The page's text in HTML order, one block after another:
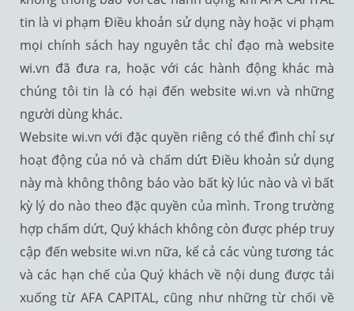
tin là vi phạm Điều khoản sử dụng này hoặc vi phạm
mọi chính sách hay nguyên tắc chỉ đạo mà website
wi.vn đã đưa ra, hoặc với các hành động khác mà
chúng tôi tin là có hại đến website wi.vn và những
người dùng khác.
Website wi.vn với đặc quyền riêng có thể đình chỉ sự
hoạt động của nó và chấm dứt Điều khoản sử dụng
này mà không thông báo vào bất kỳ lúc nào và vì bất
kỳ lý do nào theo đặc quyền của mình. Trong trường
hợp chấm dứt, Quý khách không còn được phép truy
cập đến website wi.vn nữa, kể cả các vùng tương tác
và các hạn chế của Quý khách về nội dung được tải
xuống từ AFA CAPITAL, cũng như những từ chối về